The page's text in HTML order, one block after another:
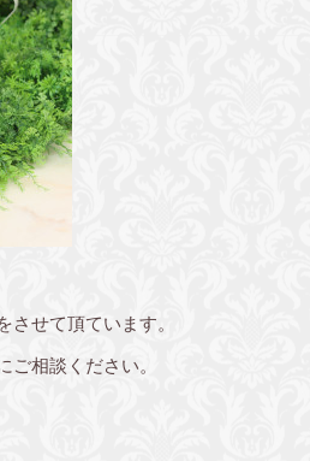
せて頂ています。
相談ください。